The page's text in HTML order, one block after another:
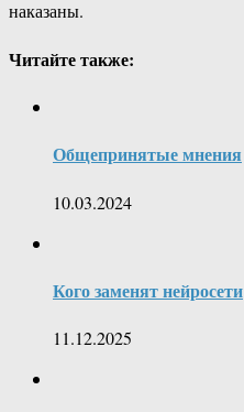
наказаны.
Читайте также:
Общепринятые мнения
10.03.2024
Кого заменят нейросети
11.12.2025